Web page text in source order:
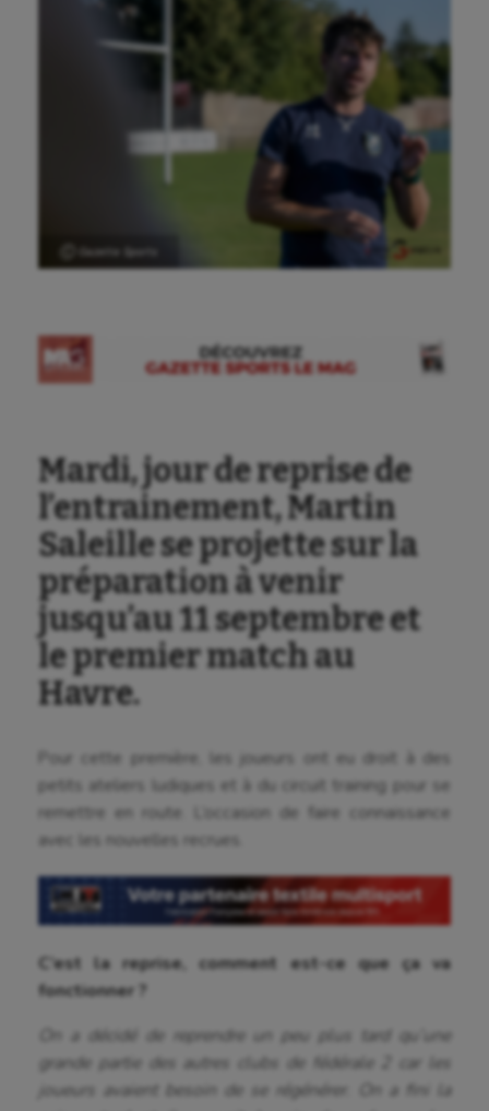
Ⓒ Gazette Sports
Mardi, jour de reprise de
l’entrainement, Martin
Saleille se projette sur la
préparation à venir
jusqu’au 11 septembre et
le premier match au
Havre.
Pour cette première, les joueurs ont eu droit à des
petits ateliers ludiques et à du circuit training pour se
remettre en route. L’occasion de faire connaissance
avec les nouvelles recrues.
C’est la reprise, comment est-ce que ça va
fonctionner ?
On a décidé de reprendre un peu plus tard qu’une
grande partie des autres clubs de fédérale 2 car les
joueurs avaient besoin de se régénérer. On a fini la